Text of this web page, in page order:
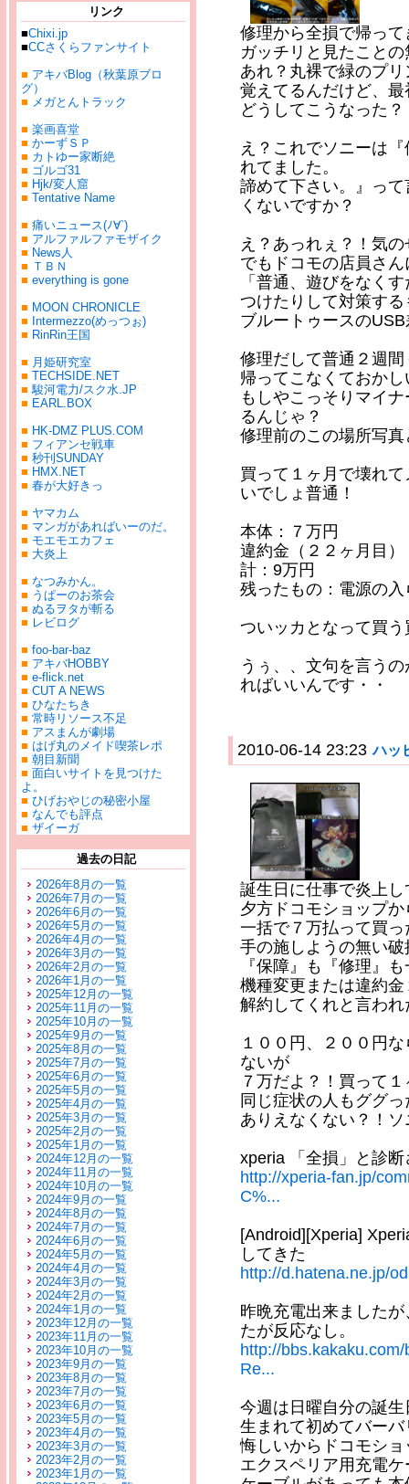
リンク
■Chixi.jp
■CCさくらファンサイト
■ アキバBlog（秋葉原ブロ
グ）
■ メガとんトラック
■ 楽画喜堂
■ かーずＳＰ
■ カトゆー家断絶
■ ゴルゴ31
■ Hjk/変人窟
■ Tentative Name
■ 痛いニュース(ﾉ∀`)
■ アルファルファモザイク
■ News人
■ ＴＢＮ
■ everything is gone
■ MOON CHRONICLE
■ Intermezzo(めっつぉ)
■ RinRin王国
■ 月姫研究室
■ TECHSIDE.NET
■駿河電力/スク水.JP
■ EARL.BOX
■ HK-DMZ PLUS.COM
■ フィアンセ戦車
■ 秒刊SUNDAY
■ HMX.NET
■ 春が大好きっ
■ ヤマカム
■ マンガがあればいーのだ。
■ モエモエカフェ
■ 大炎上
■ なつみかん。
■ うぱーのお茶会
■ ぬるヲタが斬る
■ レビログ
■ foo-bar-baz
■ アキバHOBBY
■ e-flick.net
■ CUT A NEWS
■ ひなたちき
■ 常時リソース不足
■ アスまんが劇場
■ はげ丸のメイド喫茶レポ
■ 朝目新聞
■ 面白いサイトを見つけた
よ。
■ ひげおやじの秘密小屋
■ なんでも評点
■ ザイーガ
過去の日記
2026年8月の一覧
2026年7月の一覧
2026年6月の一覧
2026年5月の一覧
2026年4月の一覧
2026年3月の一覧
2026年2月の一覧
2026年1月の一覧
2025年12月の一覧
2025年11月の一覧
2025年10月の一覧
2025年9月の一覧
2025年8月の一覧
2025年7月の一覧
2025年6月の一覧
2025年5月の一覧
2025年4月の一覧
2025年3月の一覧
2025年2月の一覧
2025年1月の一覧
2024年12月の一覧
2024年11月の一覧
2024年10月の一覧
2024年9月の一覧
2024年8月の一覧
2024年7月の一覧
2024年6月の一覧
2024年5月の一覧
2024年4月の一覧
2024年3月の一覧
2024年2月の一覧
2024年1月の一覧
2023年12月の一覧
2023年11月の一覧
2023年10月の一覧
2023年9月の一覧
2023年8月の一覧
2023年7月の一覧
2023年6月の一覧
2023年5月の一覧
2023年4月の一覧
2023年3月の一覧
2023年2月の一覧
2023年1月の一覧
修理から全損で帰っ
ガッチリと見たこと
あれ？丸裸で緑のプ
覚えてるんだけど、
どうしてこうなった？
え？これでソニーは
れてました。
諦めて下さい。』っ
くないですか？
え？あっれぇ？！気
でもドコモの店員さ
「普通、遊びをなく
つけたりして対策す
ブルートゥースの
修理だして普通２週
帰ってこなくておか
もしやこっそりマイ
るんじゃ？
修理前のこの場所写
買って１ヶ月で壊れ
いでしょ普通！
本体：７万円
違約金（２２ヶ月目）
計：9万円
残ったもの：電源の
ついッカとなって買
うぅ、、文句を言う
ればいいんです・・
2010-06-14 23:23 ハッ
誕生日に仕事で炎上
夕方ドコモショップ
一括で７万払って買
手の施しようの無い
『保障』も『修理』
機種変更または違約
解約してくれと言わ
１００円、２００円
ないが
７万だよ？！買って
同じ症状の人もググ
ありえなくない？！
xperia 「全損」と診
http://xperia-fan.jp/
C%...
[Android][Xperia]
してきた
http://d.hatena.ne.jp/
昨晩充電出来ました
たが反応なし。
http://
Re...
今週は日曜自分の誕
生まれて初めてバー
悔しいからドコモシ
エクスペリア用充電